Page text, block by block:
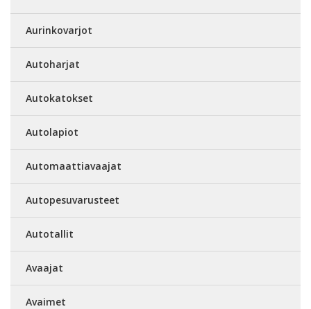
Aurinkovarjot
Autoharjat
Autokatokset
Autolapiot
Automaattiavaajat
Autopesuvarusteet
Autotallit
Avaajat
Avaimet